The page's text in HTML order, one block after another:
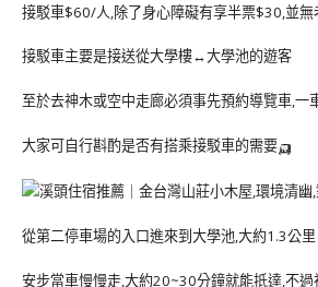
接駁車$60/人,除了身心障礙有享半票$30,並無
接駁車主要是接送從大學樓↔️大學池的遊客
至於去神木或空中走廊必須事先預約導覽車,
大家可自行斟酌是否有搭乘接駁車的需要🛺
從第二停車場的入口進來到大學池,大約1.3公
安步當車慢慢走,大約20~30分鐘就能抵達,不